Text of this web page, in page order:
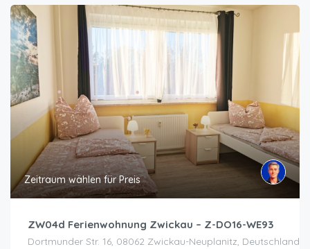
Zeitraum wählen für Preis
ZW04d Ferienwohnung Zwickau – Z-DO16-WE93
Dortmunder Str. 16, 08062 Zwickau-Neuplanitz, Deutschland,